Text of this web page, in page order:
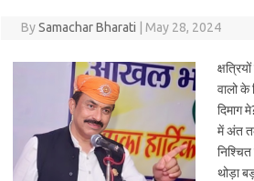
BySamachar Bharati May 28, 2024
वालो के
दिमाग
में अंत
थोड़ा